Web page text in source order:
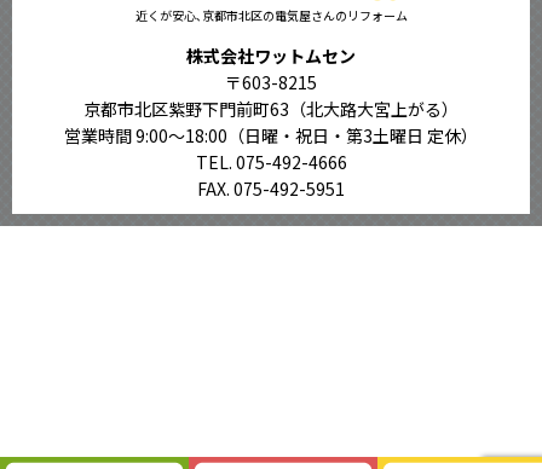
近くが安心､京都市北区の電気屋さんのリフォーム
株式会社ワットムセン
〒603-8215
京都市北区紫野下門前町63（北大路大宮上がる）
営業時間 9:00〜18:00 （日曜・祝日・第3土曜日 定休）
TEL. 075-492-4666
FAX. 075-492-5951